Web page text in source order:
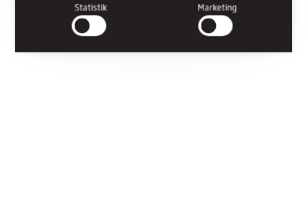
brugbar ved at aktivere grundlæggende funktioner såsom
side-navigation og adgang til sikre områder af hjemmesiden.
Hjemmesiden kan ikke fungere ordentligt uden disse cookies.
Statistik Marketing